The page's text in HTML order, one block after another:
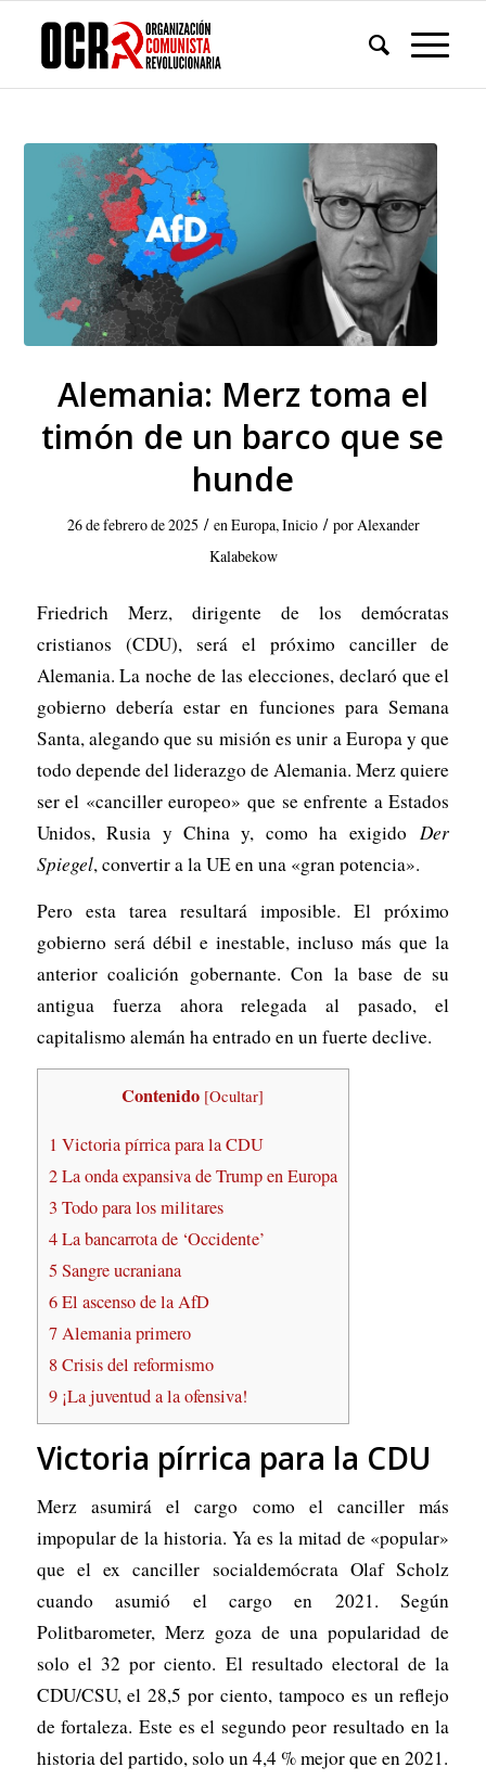
Alemania: Merz toma el
timón de un barco que se
hunde
26 de febrero de 2025 / enEuropa,Inicio / porAlexander
Kalabekow
Friedrich Merz, dirigente de los demócratas
cristianos (CDU), será el próximo canciller de
Alemania. La noche de las elecciones, declaró que el
gobierno debería estar en funciones para Semana
Santa, alegando que su misión es unir a Europa y que
todo depende del liderazgo de Alemania. Merz quiere
ser el «canciller europeo» que se enfrente a Estados
Unidos, Rusia y China y, como ha exigido Der
Spiegel, convertir a la UE en una «gran potencia».
Pero esta tarea resultará imposible. El próximo
gobierno será débil e inestable, incluso más que la
anterior coalición gobernante. Con la base de su
antigua fuerza ahora relegada al pasado, el
capitalismo alemán ha entrado en un fuerte declive.
Contenido [Ocultar]
1 Victoria pírrica para la CDU
2La onda expansiva de Trump en Europa
3 Todo para los militares
4La bancarrota de ‘Occidente’
5 Sangre ucraniana
6El ascenso de la AfD
7Alemania primero
8Crisis del reformismo
9¡La juventud a la ofensiva!
Victoria pírrica para la CDU
Merz asumirá el cargo como el canciller más
impopular de la historia. Ya es la mitad de «popular»
que el ex canciller socialdemócrata Olaf Scholz
cuando asumió el cargo en 2021. Según
Politbarometer, Merz goza de una popularidad de
solo el 32 por ciento. El resultado electoral de la
CDU/CSU, el 28,5 por ciento, tampoco es un reflejo
de fortaleza. Este es el segundo peor resultado en la
historia del partido, solo un 4,4 % mejor que en 2021.